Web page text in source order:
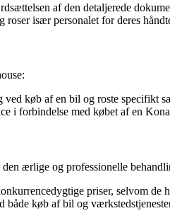
af den detaljerede
især personalet for deres
køb af en bil og roste specifikt
i forbindelse med købet af en
ærlige og professionelle
priser, selvom de
både køb af bil og